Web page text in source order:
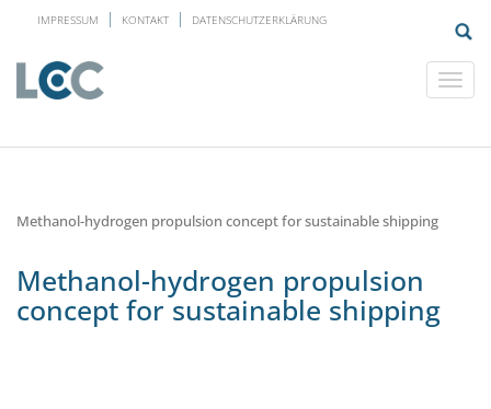
IMPRESSUM KONTAKT DATENSCHUTZERKLÄRUNG
Methanol-hydrogen propulsion concept for sustainable shipping
Methanol-hydrogen propulsion
concept for sustainable shipping